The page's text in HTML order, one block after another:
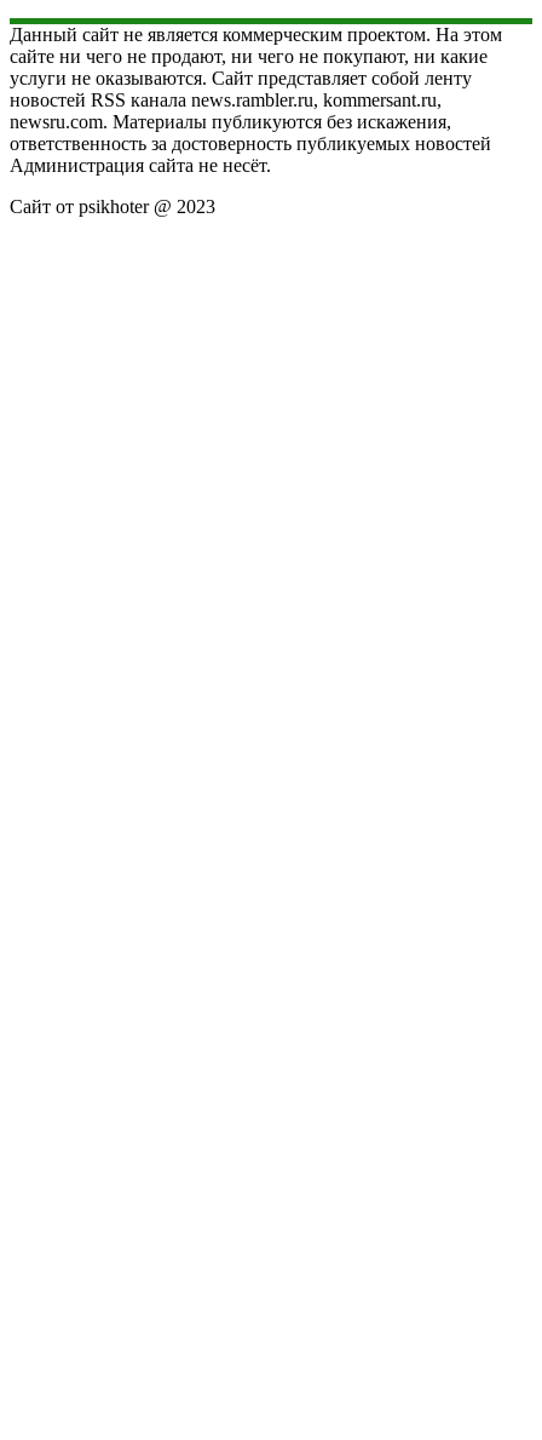
Данный сайт не является коммерческим проектом. На этом
сайте ни чего не продают, ни чего не покупают, ни какие
услуги не оказываются. Сайт представляет собой ленту
новостей RSS канала news.rambler.ru, kommersant.ru,
newsru.com. Материалы публикуются без искажения,
ответственность за достоверность публикуемых новостей
Администрация сайта не несёт.
Сайт от psikhoter @ 2023